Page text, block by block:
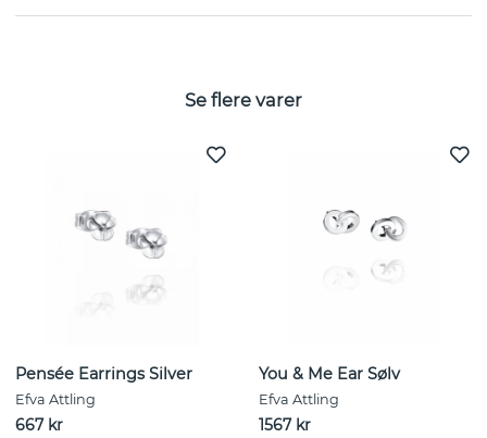
Se flere varer
Pensée Earrings Silver
Efva Attling
667 kr
You & Me Ear Sølv
Efva Attling
1567 kr